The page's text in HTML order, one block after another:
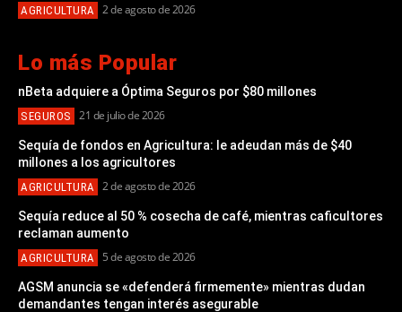
AGRICULTURA 2 de agosto de 2026
Lo más Popular
nBeta adquiere a Óptima Seguros por $80 millones
SEGUROS 21 de julio de 2026
Sequía de fondos en Agricultura: le adeudan más de $40
millones a los agricultores
AGRICULTURA 2 de agosto de 2026
Sequía reduce al 50 % cosecha de café, mientras caficultores
reclaman aumento
AGRICULTURA 5 de agosto de 2026
AGSM anuncia se «defenderá firmemente» mientras dudan
demandantes tengan interés asegurable